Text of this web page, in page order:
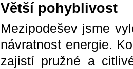
Větší pohyblivost
Mezipodešev jsme
návratnost energie.
zajistí pružné a